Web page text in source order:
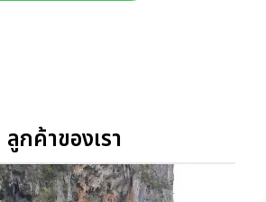
ลูกค้าของเรา